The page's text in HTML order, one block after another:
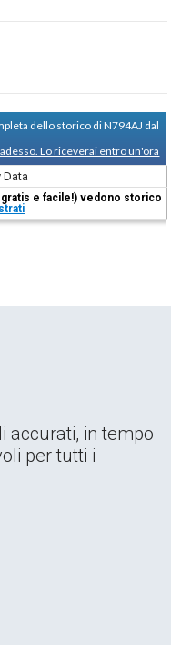
dello storico di N794AJ dal
Lo riceverai entro un'ora
Data
e facile!) vedono storico
accurati, in tempo
per tutti i